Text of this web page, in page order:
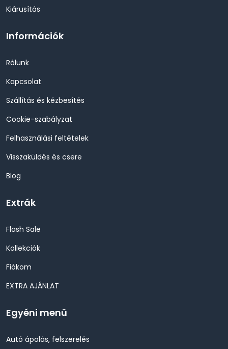
Kiárusítás
Információk
Rólunk
Kapcsolat
Szállítás és kézbesítés
Cookie-szabályzat
Felhasználási feltételek
Visszaküldés és csere
Blog
Extrák
Flash Sale
Kollekciók
Fiókom
EXTRA AJÁNLAT
Egyéni menü
Autó ápolás, felszerelés